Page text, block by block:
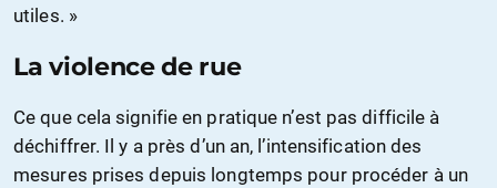
utiles. »
La violence de rue
Ce que cela signifie en pratique n’est pas difficile à
déchiffrer. Il y a près d’un an, l’intensification des
mesures prises depuis longtemps pour procéder à un